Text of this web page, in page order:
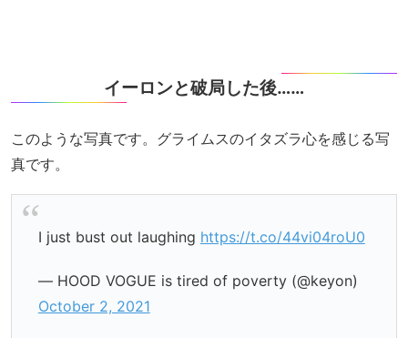
イーロンと破局した後……
このような写真です。グライムスのイタズラ心を感じる写
真です。
I just bust out laughing https://t.co/44vi04roU0
— HOOD VOGUE is tired of poverty (@keyon)
October 2, 2021